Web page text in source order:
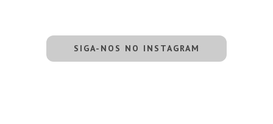
SIGA-NOS NO INSTAGRAM